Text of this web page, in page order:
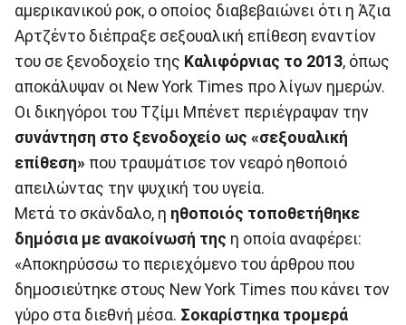
αμερικανικού ροκ, ο οποίος διαβεβαιώνει ότι η Άζια
Αρτζέντο διέπραξε σεξουαλική επίθεση εναντίον
του σε ξενοδοχείο της Καλιφόρνιας το 2013, όπως
αποκάλυψαν οι Νew York Times προ λίγων ημερών.
Οι δικηγόροι του Τζίμι Μπένετ περιέγραψαν την
συνάντηση στο ξενοδοχείο ως «σεξουαλική
επίθεση» που τραυμάτισε τον νεαρό ηθοποιό
απειλώντας την ψυχική του υγεία.
Μετά το σκάνδαλο, η ηθοποιός τοποθετήθηκε
δημόσια με ανακοίνωσή της η οποία αναφέρει:
«Αποκηρύσσω το περιεχόμενο του άρθρου που
δημοσιεύτηκε στους New York Times που κάνει τον
γύρο στα διεθνή μέσα. Σοκαρίστηκα τρομερά